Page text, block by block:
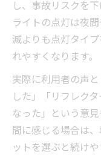
し、事故リスクを
ライトの点灯は夜
滅よりも点灯タイ
れやすくなります。
実際に利用者の声
した」「リフレク
なった」という意
間に感じる場合は
ットを選ぶと続けや